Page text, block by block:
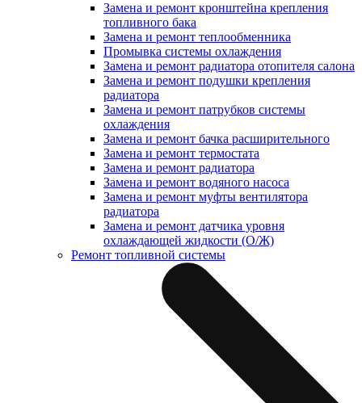
Замена и ремонт кронштейна крепления
топливного бака
Замена и ремонт теплообменника
Промывка системы охлаждения
Замена и ремонт радиатора отопителя салона
Замена и ремонт подушки крепления
радиатора
Замена и ремонт патрубков системы
охлаждения
Замена и ремонт бачка расширительного
Замена и ремонт термостата
Замена и ремонт радиатора
Замена и ремонт водяного насоса
Замена и ремонт муфты вентилятора
радиатора
Замена и ремонт датчика уровня
охлаждающей жидкости (О/Ж)
Ремонт топливной системы